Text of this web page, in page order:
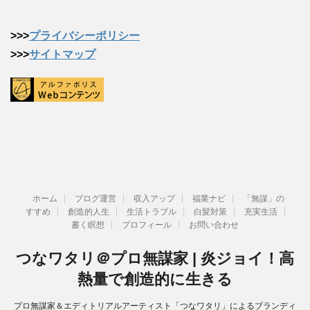
>>>プライバシーポリシー
>>>サイトマップ
ホーム ブログ運営 収入アップ 福業ナビ
「無謀」の
すすめ
創造的人生 生活トラブル 白髪対策
充実生活
書く瞑想
プロフィール お問い合わせ
つなワタリ＠プロ無謀家 | 炎ジョイ！高
熱量で創造的に生きる
プロ無謀家＆エディトリアルアーティスト「つなワタリ」によるブランディ